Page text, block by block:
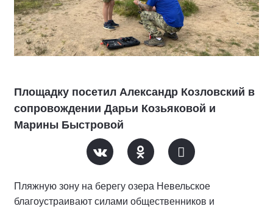
Площадку посетил Александр Козловский в
сопровождении Дарьи Козьяковой и
Марины Быстровой
Пляжную зону на берегу озера Невельское
благоустраивают силами общественников и